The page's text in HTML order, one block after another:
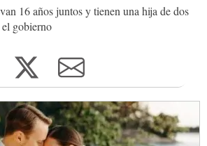
16 años juntos y tienen una hija de dos
gobierno